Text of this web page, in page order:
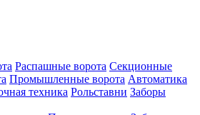
Распашные ворота Секционные
Промышленные ворота Автоматика
техника Рольставни Заборы